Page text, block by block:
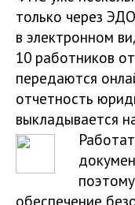
только через
в электронном
10 работников
передаются
отчетность
выкладывается
обеспечение